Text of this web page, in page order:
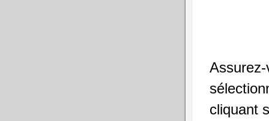
cliquant